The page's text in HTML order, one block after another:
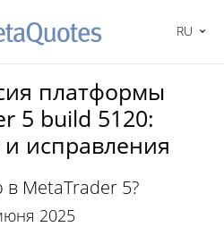
RU
платформы
5 build 5120:
исправления
в MetaTrader 5?
2025